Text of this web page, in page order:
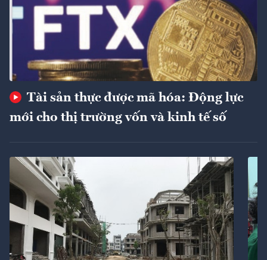
Tài sản thực được mã hóa: Động lực
mới cho thị trường vốn và kinh tế số